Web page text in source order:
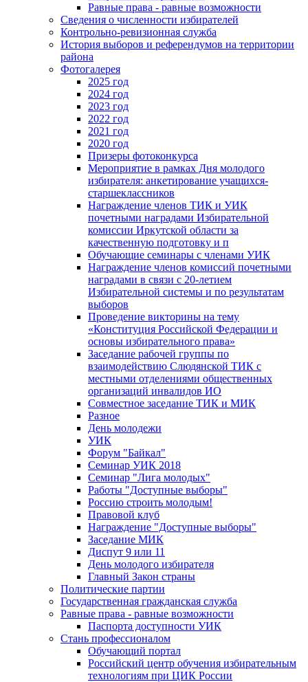
Равные права - равные возможности
Сведения о численности избирателей
Контрольно-ревизионная служба
История выборов и референдумов на территории
района
Фотогалерея
2025 год
2024 год
2023 год
2022 год
2021 год
2020 год
Призеры фотоконкурса
Мероприятие в рамках Дня молодого
избирателя: анкетирование учащихся-
старшеклассников
Награждение членов ТИК и УИК
почетными наградами Избирательной
комиссии Иркутской области за
качественную подготовку и п
Обучающие семинары с членами УИК
Награждение членов комиссий почетными
наградами в связи с 20-летием
Избирательной системы и по результатам
выборов
Проведение викторины на тему
«Конституция Российской Федерации и
основы избирательного права»
Заседание рабочей группы по
взаимодействию Слюдянской ТИК с
местными отделениями общественных
организаций инвалидов ИО
Совместное заседание ТИК и МИК
Разное
День молодежи
УИК
Форум "Байкал"
Семинар УИК 2018
Семинар "Лига молодых"
Работы "Доступные выборы"
Россию строить молодым!
Правовой клуб
Награждение "Доступные выборы"
Заседание МИК
Диспут 9 или 11
День молодого избирателя
Главный Закон страны
Политические партии
Государственная гражданская служба
Равные права - равные возможности
Паспорта доступности УИК
Стань профессионалом
Обучающий портал
Российский центр обучения избирательным
технологиям при ЦИК России